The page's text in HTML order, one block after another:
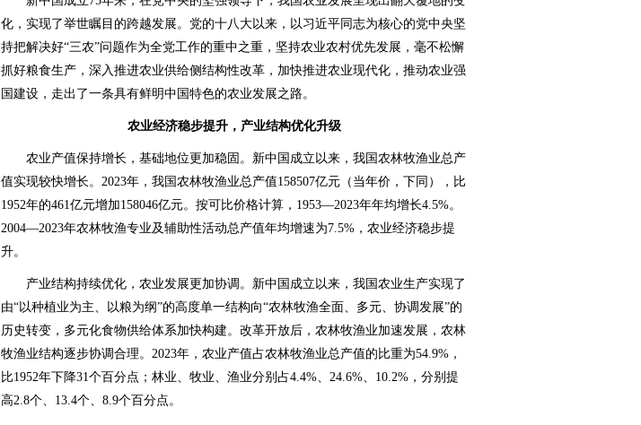
化，实现了举世瞩目的跨越发展。党的十八大以来，以习近平同志为核心的党中央坚
持把解决好“三农”问题作为全党工作的重中之重，坚持农业农村优先发展，毫不松懈
抓好粮食生产，深入推进农业供给侧结构性改革，加快推进农业现代化，推动农业强
国建设，走出了一条具有鲜明中国特色的农业发展之路。
农业经济稳步提升，产业结构优化升级
农业产值保持增长，基础地位更加稳固。新中国成立以来，我国农林牧渔业总产
值实现较快增长。2023年，我国农林牧渔业总产值158507亿元（当年价，下同），比
1952年的461亿元增加158046亿元。按可比价格计算，1953—2023年年均增长4.5%。
2004—2023年农林牧渔专业及辅助性活动总产值年均增速为7.5%，农业经济稳步提
升。
产业结构持续优化，农业发展更加协调。新中国成立以来，我国农业生产实现了
由“以种植业为主、以粮为纲”的高度单一结构向“农林牧渔全面、多元、协调发展”的
历史转变，多元化食物供给体系加快构建。改革开放后，农林牧渔业加速发展，农林
牧渔业结构逐步协调合理。2023年，农业产值占农林牧渔业总产值的比重为54.9%，
比1952年下降31个百分点；林业、牧业、渔业分别占4.4%、24.6%、10.2%，分别提
高2.8个、13.4个、8.9个百分点。